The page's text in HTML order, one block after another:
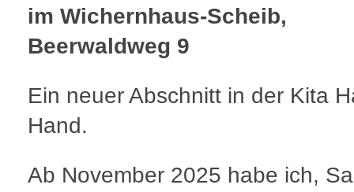
im Wichernhaus-Scheib,
Beerwaldweg 9
Ein neuer Abschnitt in der Kita
Hand.
Ab November 2025 habe ich,